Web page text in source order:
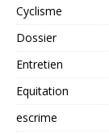
Cyclisme
Dossier
Entretien
Equitation
escrime